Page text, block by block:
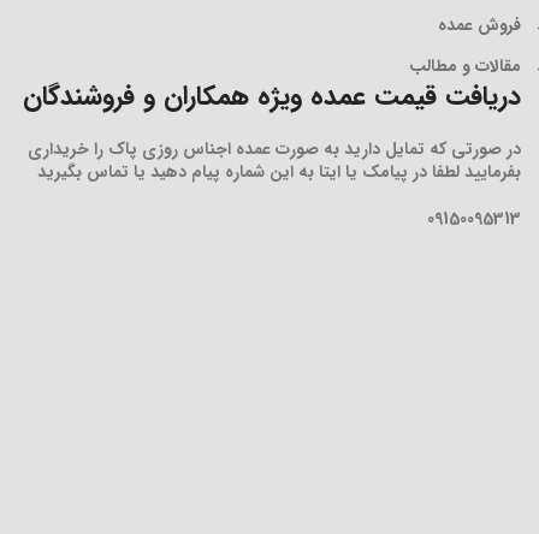
فروش عمده
مقالات و مطالب
دریافت قیمت عمده ویژه همکاران و فروشندگان
در صورتی که تمایل دارید به صورت عمده اجناس روزی پاک را خریداری
بفرمایید لطفا در پیامک یا ایتا به این شماره پیام دهید یا تماس بگیرید
09150095313